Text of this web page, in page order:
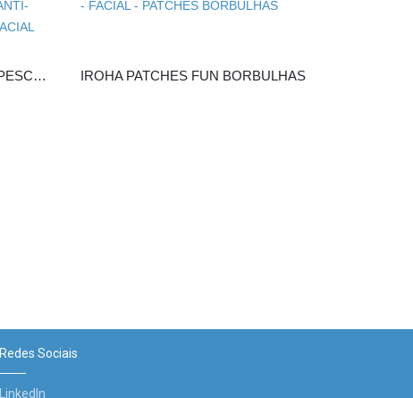
IROHA MASCARA ROSTO/ PESCOÇO PREENC. RUGAS ANTI-IDADE IROHA PATCHES FUN BORBULHAS
Redes Sociais
LinkedIn